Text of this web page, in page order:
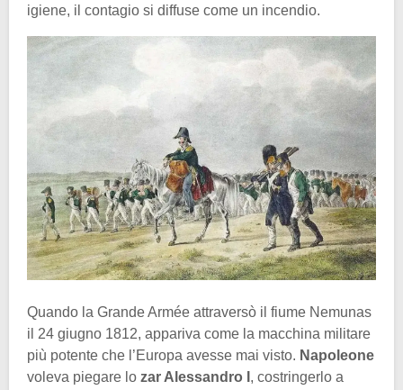
igiene, il contagio si diffuse come un incendio.
Quando la Grande Armée attraversò il fiume Nemunas
il 24 giugno 1812, appariva come la macchina militare
più potente che l’Europa avesse mai visto. Napoleone
voleva piegare lo zar Alessandro I , costringerlo a